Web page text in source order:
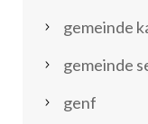
gemeinde
gemeinde
genf